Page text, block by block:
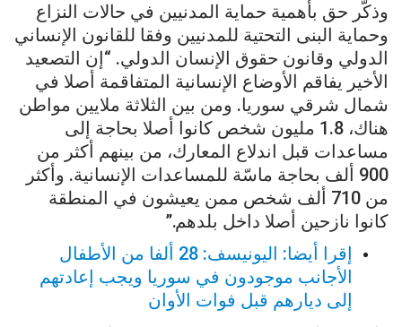
وذكّر حق بأهمية حماية المدنيين في حالات النزاع
وحماية البنى التحتية للمدنيين وفقا للقانون الإنساني
الدولي وقانون حقوق الإنسان الدولي. “إن التصعيد
الأخير يفاقم الأوضاع الإنسانية المتفاقمة أصلا في
شمال شرقي سوريا. ومن بين الثلاثة ملايين مواطن
هناك، 1.8 مليون شخص كانوا أصلا بحاجة إلى
مساعدات قبل اندلاع المعارك، من بينهم أكثر من
900 ألف بحاجة ماسّة للمساعدات الإنسانية. وأكثر
من 710 ألف شخص ممن يعيشون في المنطقة
كانوا نازحين أصلا داخل بلدهم.”
إقرا أيضا: اليونيسف: 28 ألفا من الأطفال
الأجانب موجودون في سوريا ويجب إعادتهم
إلى ديارهم قبل فوات الأوان